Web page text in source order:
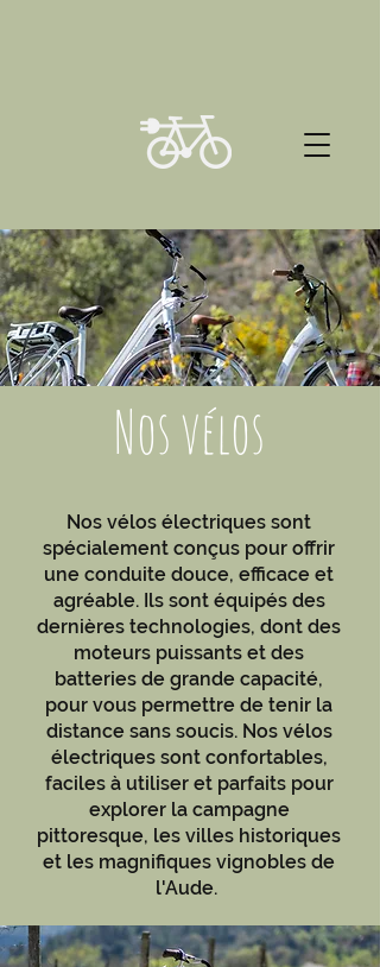
Nos vélos
Nos vélos électriques sont
spécialement conçus pour offrir
une conduite douce, efficace et
agréable. Ils sont équipés des
dernières technologies, dont des
moteurs puissants et des
batteries de grande capacité,
pour vous permettre de tenir la
distance sans soucis. Nos vélos
électriques sont confortables,
faciles à utiliser et parfaits pour
explorer la campagne
pittoresque, les villes historiques
et les magnifiques vignobles de
l'Aude.